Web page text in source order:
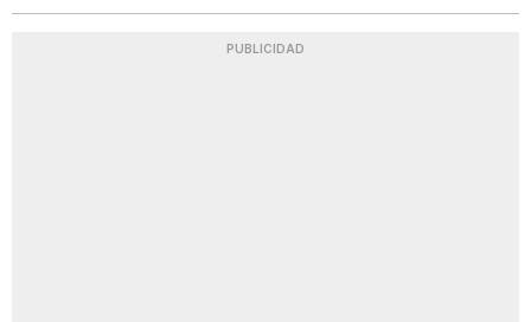
PUBLICIDAD